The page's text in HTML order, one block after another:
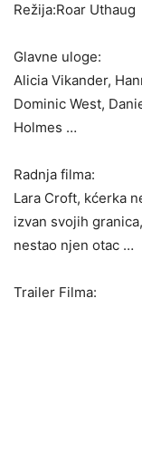
Režija:Roar Uthaug
Glavne uloge:
Alicia Vikander,
Dominic West,
Holmes …
Radnja filma:
Lara Croft, kćerka
izvan svojih
nestao njen otac …
Trailer Filma: